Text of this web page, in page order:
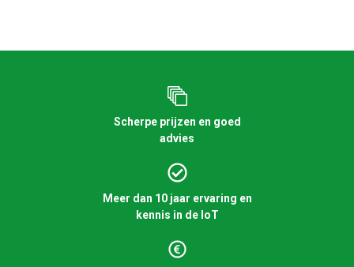
Scherpe prijzen en goed
advies
Meer dan 10 jaar ervaring en
kennis in de IoT